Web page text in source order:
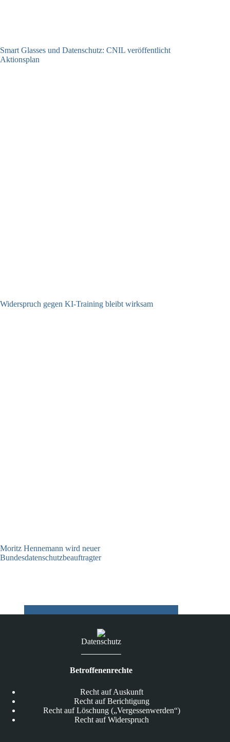
Smart Glasses und Datenschutz: CNIL veröffentlicht
Aktionsplan
Widerspruch gegen KI-Training bleibt wirksam
Moritz Hennemann wird neuer
Bundesdatenschutzbeauftragter
Datenschutz
Betroffenenrechte
Recht auf Auskunft
Recht auf Berichtigung
Recht auf Löschung („Vergessenwerden“)
Recht auf Widerspruch